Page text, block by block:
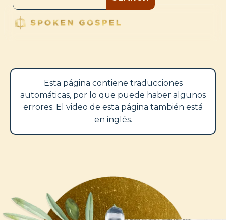
Esta página contiene traducciones
automáticas, por lo que puede haber algunos
errores. El video de esta página también está
en inglés.